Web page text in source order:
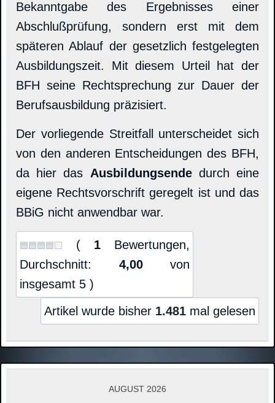
Bekanntgabe des Ergebnisses einer
Abschlußprüfung, sondern erst mit dem
späteren Ablauf der gesetzlich festgelegten
Ausbildungszeit. Mit diesem Urteil hat der
BFH seine Rechtsprechung zur Dauer der
Berufsausbildung präzisiert.
Der vorliegende Streitfall unterscheidet sich
von den anderen Entscheidungen des BFH,
da hier das Ausbildungsendedurch eine
eigene Rechtsvorschrift geregelt ist und das
BBiG nicht anwendbar war.
( 1 Bewertungen,
Durchschnitt: 4,00von
insgesamt 5 )
Artikel wurde bisher 1.481 mal gelesen
AUGUST 2026